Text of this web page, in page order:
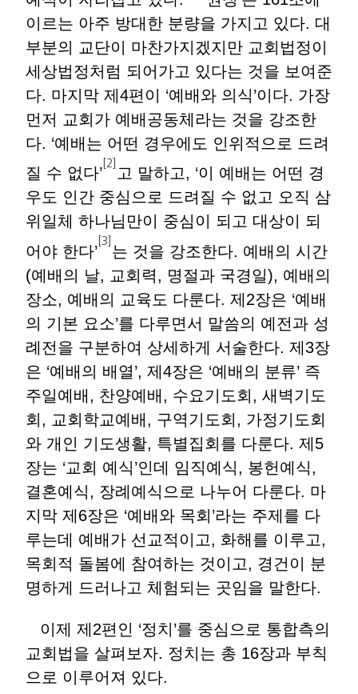
이르는 아주 방대한 분량을 가지고 있다. 대
부분의 교단이 마찬가지겠지만 교회법정이
세상법정처럼 되어가고 있다는 것을 보여준
다. 마지막 제4편이 ‘예배와 의식’이다. 가장
먼저 교회가 예배공동체라는 것을 강조한
다. ‘예배는 어떤 경우에도 인위적으로 드려
질 수 없다’
[2]
고 말하고, ‘이 예배는 어떤 경
우도 인간 중심으로 드려질 수 없고 오직 삼
위일체 하나님만이 중심이 되고 대상이 되
어야 한다’
[3]
는 것을 강조한다. 예배의 시간
(예배의 날, 교회력, 명절과 국경일), 예배의
장소, 예배의 교육도 다룬다. 제2장은 ‘예배
의 기본 요소’를 다루면서 말씀의 예전과 성
례전을 구분하여 상세하게 서술한다. 제3장
은 ‘예배의 배열’, 제4장은 ‘예배의 분류’ 즉
주일예배, 찬양예배, 수요기도회, 새벽기도
회, 교회학교예배, 구역기도회, 가정기도회
와 개인 기도생활, 특별집회를 다룬다. 제5
장는 ‘교회 예식’인데 임직예식, 봉헌예식,
결혼예식, 장례예식으로 나누어 다룬다. 마
지막 제6장은 ‘예배와 목회’라는 주제를 다
루는데 예배가 선교적이고, 화해를 이루고,
목회적 돌봄에 참여하는 것이고, 경건이 분
명하게 드러나고 체험되는 곳임을 말한다.
이제 제2편인 ‘정치’를 중심으로 통합측의
교회법을 살펴보자. 정치는 총 16장과 부칙
으로 이루어져 있다.